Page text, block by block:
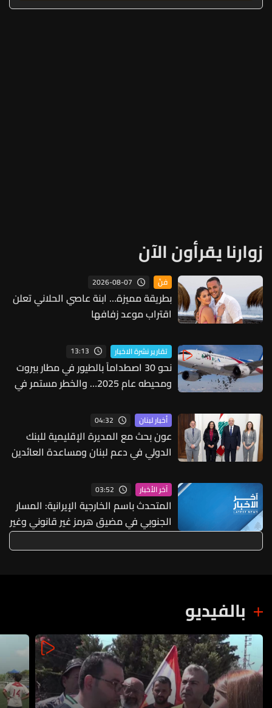
زوارنا يقرأون الآن
فنّ 2026-08-07
بطريقة مميزة… ابنة عاصي الحلاني تعلن
اقتراب موعد زفافها
تقارير نشرة الاخبار 13:13
نحو 30 اصطداماً بالطيور في مطار بيروت
ومحيطه عام 2025… والخطر مستمر في
أخبار لبنان 04:32
عون بحث مع المديرة الإقليمية للبنك
الدولي في دعم لبنان ومساعدة العائدين
آخر الأخبار 03:52
المتحدث باسم الخارجية الإيرانية: المسار
الجنوبي في مضيق هرمز غير قانوني وغير
آمن ومخالف لمذكرة التفاهم
بالفيديو